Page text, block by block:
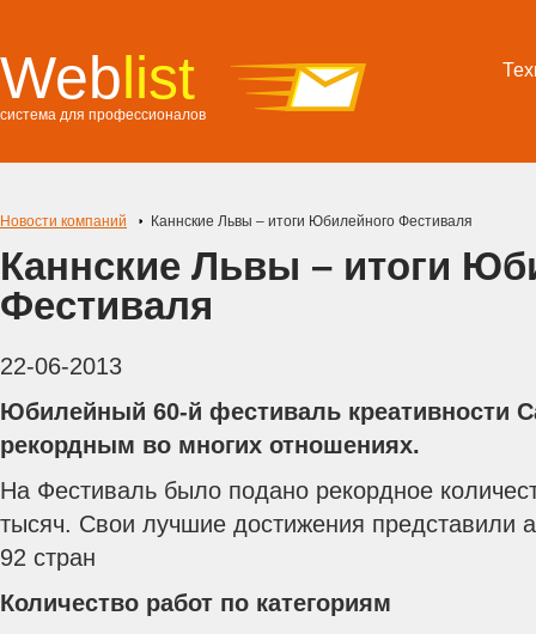
Weblist
система для профессионалов
Новости компаний Каннские Львы – итоги Юбилейного Фестиваля
Каннские Львы – итоги
Фестиваля
22-06-2013
Юбилейный 60-й фестиваль креативности
рекордным во многих отношениях.
На Фестиваль было подано рекордное
тысяч. Свои лучшие достижения представили
92 стран
Количество работ по категориям